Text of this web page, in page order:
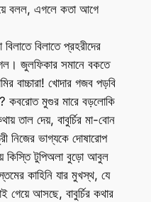
বলল, এগলে কতা আগে
বিলাতে প্রহরীদের
জুলফিকার সমানে বকতে
বাচ্চারা! খোদার গজব পড়বি
কবরোত মুগুর মারে বড়লোকি
তাল দেয়, বাবুর্চির মা-বোন
নিজের ভাগ্যকে দোষারোপ
কিস্তি টুপিঅলা বুড়ো আবুল
কাহিনি যার মুখস্থ, যে
গেয়ে আসছে, বাবুর্চির কথার